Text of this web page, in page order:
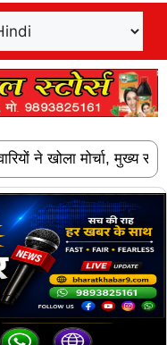
मोर्चा, मुख्य सचिव को